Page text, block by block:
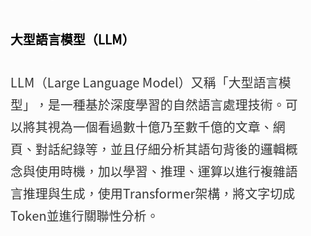
大型語言模型（LLM）
LLM（Large Language Model）又稱「大型語言模
型」，是一種基於深度學習的自然語言處理技術。可
以將其視為一個看過數十億乃至數千億的文章、網
頁、對話紀錄等，並且仔細分析其語句背後的邏輯概
念與使用時機，加以學習、推理、運算以進行複雜語
言推理與生成，使用Transformer架構，將文字切成
Token並進行關聯性分析。